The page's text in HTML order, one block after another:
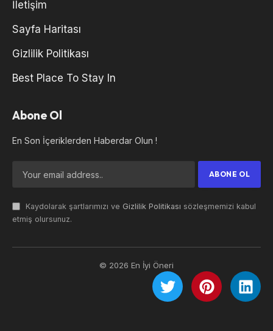
İletişim
Sayfa Haritası
Gizlilik Politikası
Best Place To Stay In
Abone Ol
En Son İçeriklerden Haberdar Olun !
Kaydolarak şartlarımızı ve Gizlilik Politikası sözleşmemizi kabul
etmiş olursunuz.
© 2026 En İyi Öneri